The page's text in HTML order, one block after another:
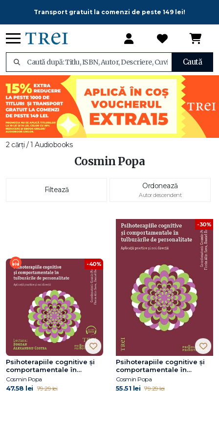
Transport gratuit la comenzi de peste 149 lei!
Caută
2 cărți / 1 Audiobooks
Cosmin Popa
Filtează Ordonează
Autor descendent
-40%
Psihoterapiile cognitive și
comportamentale în
tulburările de personalitate.
Aplicații practice și noi
direcții
Cosmin Popa
47.58 lei 79.29 lei
-30%
Psihoterapiile cognitive și
comportamentale în
tulburările de personalitate.
Aplicații practice și noi
direcții
Cosmin Popa
55.51 lei 79.29 lei